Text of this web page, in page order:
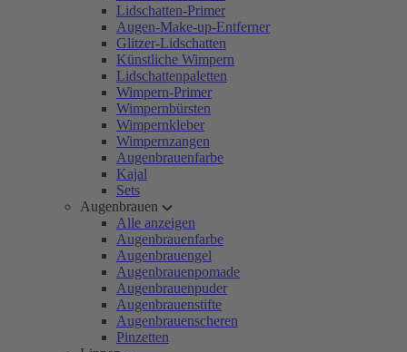
Lidschatten-Primer
Augen-Make-up-Entferner
Glitzer-Lidschatten
Künstliche Wimpern
Lidschattenpaletten
Wimpern-Primer
Wimpernbürsten
Wimpernkleber
Wimpernzangen
Augenbrauenfarbe
Kajal
Sets
Augenbrauen
Alle anzeigen
Augenbrauenfarbe
Augenbrauengel
Augenbrauenpomade
Augenbrauenpuder
Augenbrauenstifte
Augenbrauenscheren
Pinzetten